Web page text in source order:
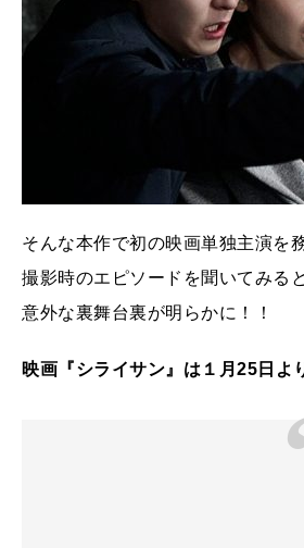
そんな本作で初の映画単独主演
撮影時のエピソードを聞いてみる
意外な裏舞台裏が明らかに！！
映画『シライサン』は１月25日よ